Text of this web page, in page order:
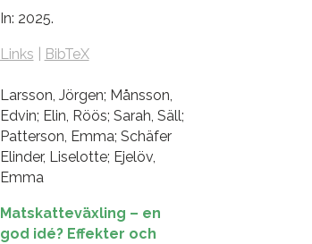
In: 2025.
Links BibTeX
Larsson, Jörgen; Månsson,
Edvin; Elin, Röös; Sarah, Säll;
Patterson, Emma; Schäfer
Elinder, Liselotte; Ejelöv,
Emma
Matskatteväxling – en
god idé? Effekter och